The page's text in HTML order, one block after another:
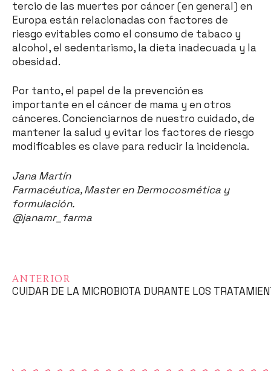
tercio de las muertes por cáncer (en general) en
Europa están relacionadas con factores de
riesgo evitables como el consumo de tabaco y
alcohol, el sedentarismo, la dieta inadecuada y la
obesidad.
Por tanto, el papel de la prevención es
importante en el cáncer de mama y en otros
cánceres. Concienciarnos de nuestro cuidado, de
mantener la salud y evitar los factores de riesgo
modificables es clave para reducir la incidencia.
Jana Martín
Farmacéutica, Master en Dermocosmética y
formulación.
@janamr_farma
ANTERIOR